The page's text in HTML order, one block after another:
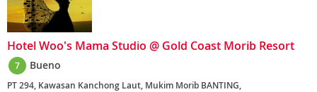
Hotel Woo's Mama Studio @ Gold Coast Morib Resort
7 Bueno
PT 294, Kawasan Kanchong Laut, Mukim Morib BANTING,